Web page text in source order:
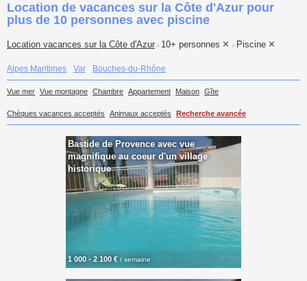
Location de vacances sur la Côte d'Azur pour
plus de 10 personnes avec piscine
Location vacances sur la Côte d'Azur > 10+ personnes > Piscine
Alpes Maritimes Var Bouches-du-Rhône
Vue mer Vue montagne Chambre Appartement Maison Gîte
Chèques vacances acceptés Animaux acceptés Recherche avancée
Bastide de Provence avec vue
magnifique au coeur d'un village
historique
1 000 - 2 100 € / semaine